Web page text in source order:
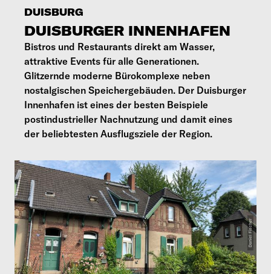
DUISBURG
DUISBURGER INNENHAFEN
Bistros und Restaurants direkt am Wasser,
attraktive Events für alle Generationen.
Glitzernde moderne Bürokomplexe neben
nostalgischen Speichergebäuden. Der Duisburger
Innenhafen ist eines der besten Beispiele
postindustrieller Nachnutzung und damit eines
der beliebtesten Ausflugsziele der Region.